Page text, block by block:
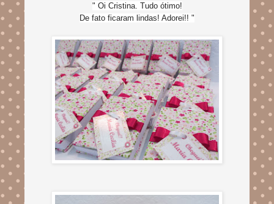
" Oi Cristina. Tudo ótimo!
De fato ficaram lindas! Adorei!! "